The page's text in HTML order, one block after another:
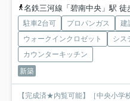
名鉄三河線「碧南中央」駅 徒
駐車2台可 プロパンガス
建
ウォークインクロゼット
シス
カウンターキッチン
新築
【完成済★内覧可能】［中央小学校・中央中学